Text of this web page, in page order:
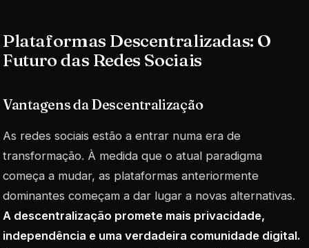
Plataformas Descentralizadas: O
Futuro das Redes Sociais
Vantagens da Descentralização
As redes sociais estão a entrar numa era de
transformação. À medida que o atual paradigma
começa a mudar, as plataformas anteriormente
dominantes começam a dar lugar a novas alternativas.
A descentralização promete mais privacidade,
independência e uma verdadeira comunidade digital.